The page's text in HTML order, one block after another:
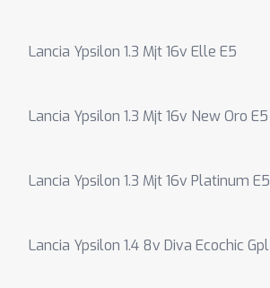
Lancia Ypsilon 1.3 Mjt 16v Elle E5
Lancia Ypsilon 1.3 Mjt 16v New Oro E5
Lancia Ypsilon 1.3 Mjt 16v Platinum E5
Lancia Ypsilon 1.4 8v Diva Ecochic Gpl